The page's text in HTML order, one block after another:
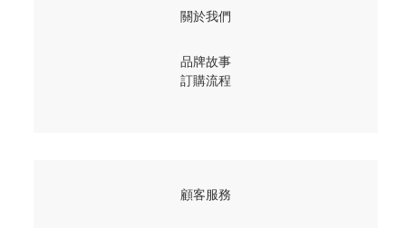
關於我們
品牌故事
訂購流程
顧客服務